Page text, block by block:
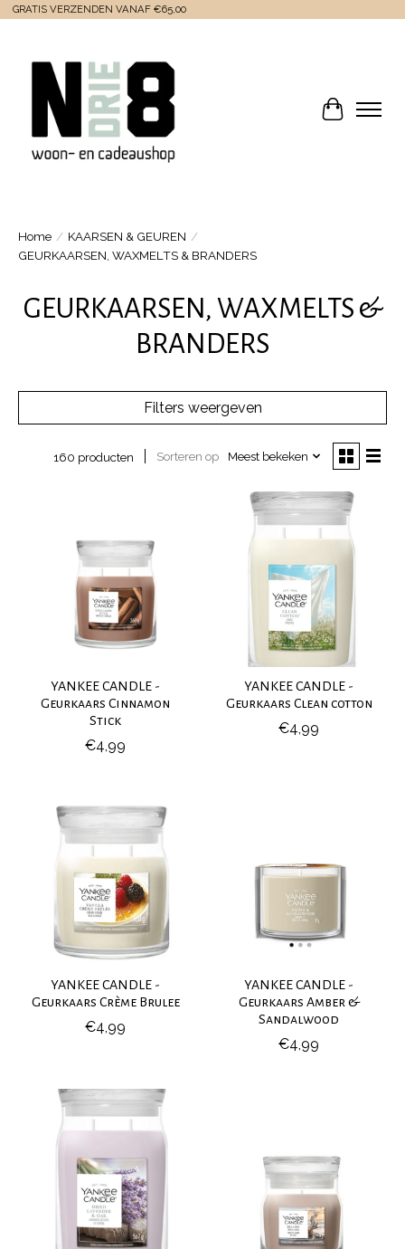
GRATIS VERZENDEN VANAF €65,00
Home / KAARSEN & GEUREN /
GEURKAARSEN, WAXMELTS & BRANDERS
GEURKAARSEN, WAXMELTS &
BRANDERS
Filters weergeven
160 producten Sorteren op Meest bekeken
YANKEE CANDLE -
Geurkaars Cinnamon
Stick
€4,99
YANKEE CANDLE -
Geurkaars Clean cotton
€4,99
YANKEE CANDLE -
Geurkaars Crème Brulee
€4,99
YANKEE CANDLE -
Geurkaars Amber &
Sandalwood
€4,99